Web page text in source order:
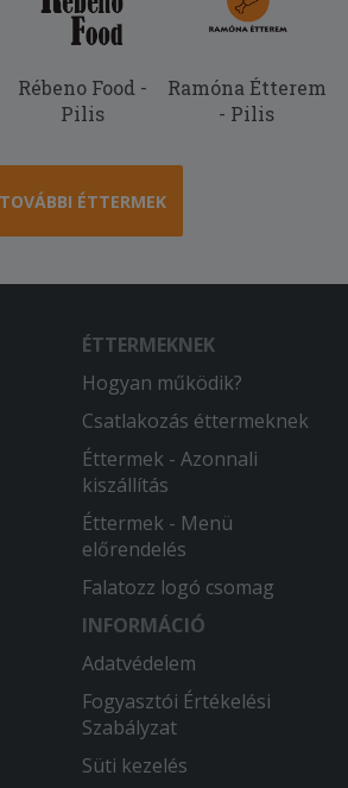
tökéletes platform, az étel
érkezèsről. Nagyon
Mikor fölhívom
sikerült megcsinálni a
én vagyok a hülye... Ez
Finom volt a pizza,
Rébeno Food -
Pilis
Ramóna Étterem
- Pilis
TOVÁBBI ÉTTERMEK
ÉTTERMEKNEK
Hogyan működik?
Csatlakozás éttermeknek
Éttermek - Azonnali
kiszállítás
Éttermek - Menü
előrendelés
Falatozz logó csomag
INFORMÁCIÓ
Adatvédelem
Fogyasztói Értékelési
Szabályzat
Süti kezelés